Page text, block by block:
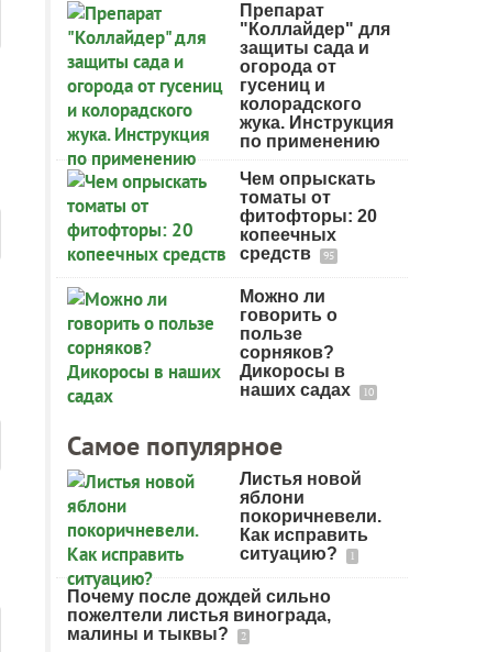
Препарат
"Коллайдер" для
защиты сада и
огорода от
гусениц и
колорадского
жука. Инструкция
по применению
Чем опрыскать
томаты от
фитофторы: 20
копеечных
средств
95
Можно ли
говорить о
пользе
сорняков?
Дикоросы в
наших садах
10
Самое популярное
Листья новой
яблони
покоричневели.
Как исправить
ситуацию?
1
Почему после дождей сильно
пожелтели листья винограда,
малины и тыквы?
2